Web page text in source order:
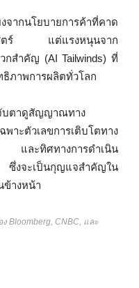
ากนโยบายการค้าที่คาด
าสตร์ แต่แรงหนุนจาก
กสำคัญ (AI Tailwinds) ที่
ภาพการผลิตทั่วโลก
บตาดูสัญญาณทาง
ะตัวเลขการเติบโตทาง
และทิศทางการดำเนิน
ซึ่งจะเป็นกุญแจสำคัญใน
ข้างหน้า
Bloomberg, CNBC, และ